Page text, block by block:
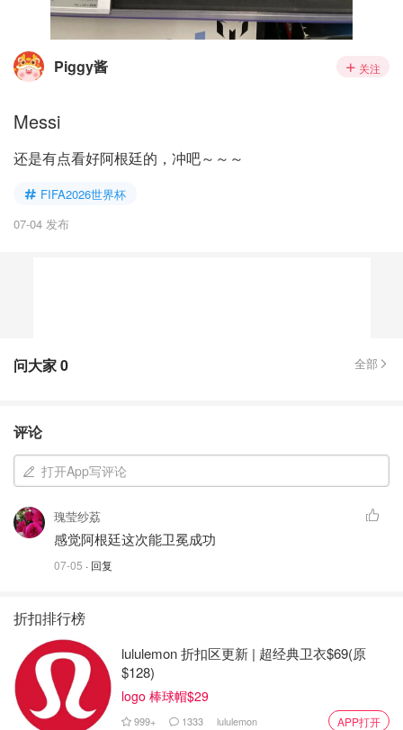
Piggy酱 关注
Messi
还是有点看好阿根廷的，冲吧～～～
FIFA2026世界杯
07-04 发布
问大家0 全部
评论
打开App写评论
瑰莹纱荔
感觉阿根廷这次能卫冕成功
07-05 · 回复
折扣排行榜
lululemon 折扣区更新 | 超经典卫衣$69(原
$128)
logo 棒球帽$29
999+ 1333 lululemon APP打开